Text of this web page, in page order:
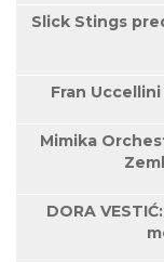
Slick Stings
Fran
Mimika
DORA